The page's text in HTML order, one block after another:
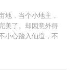
地，当个小地主，
美了。却因意外得
小心踏入仙道，不